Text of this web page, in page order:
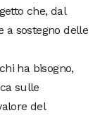
che, dal
a sostegno delle
ha bisogno,
sulle
del